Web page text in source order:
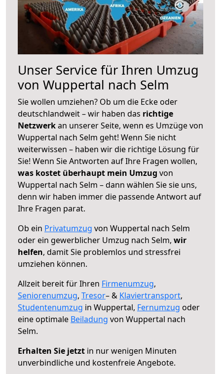
Unser Service für Ihren Umzug
von Wuppertal nach Selm
Sie wollen umziehen? Ob um die Ecke oder
deutschlandweit – wir haben das richtige
Netzwerkan unserer Seite, wenn es Umzüge von
Wuppertal nach Selm geht! Wenn Sie nicht
weiterwissen – haben wir die richtige Lösung für
Sie! Wenn Sie Antworten auf Ihre Fragen wollen,
was kostet überhaupt mein Umzug von
Wuppertal nach Selm – dann wählen Sie sie uns,
denn wir haben immer die passende Antwort auf
Ihre Fragen parat.
Ob ein Privatumzug von Wuppertal nach Selm
oder ein gewerblicher Umzug nach Selm, wir
helfen, damit Sie problemlos und stressfrei
umziehen können.
Allzeit bereit für Ihren Firmenumzug,
Seniorenumzug, Tresor– & Klaviertransport,
Studentenumzug in Wuppertal, Fernumzug oder
eine optimale Beiladung von Wuppertal nach
Selm.
Erhalten Sie jetzt in nur wenigen Minuten
unverbindliche und kostenfreie Angebote.